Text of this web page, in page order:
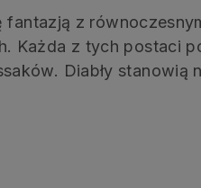
z
z tych postaci
Diabły stanowią